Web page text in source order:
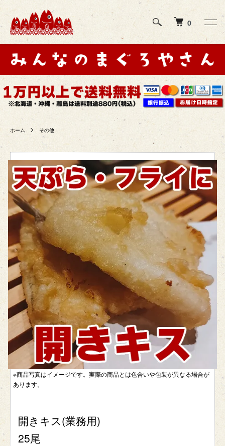
0
ホーム その他
※商品写真はイメージです。実際の商品とは色合いや包装が異なる場合が
あります。
開きキス(業務用)
25尾